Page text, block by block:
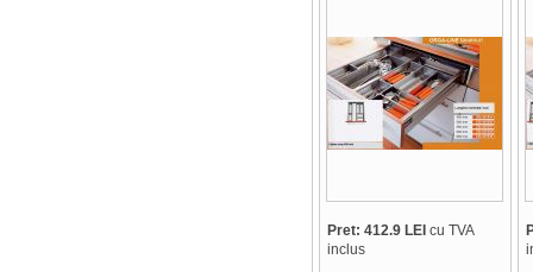
Pret: 412.9 LEI cu TVA
inclus